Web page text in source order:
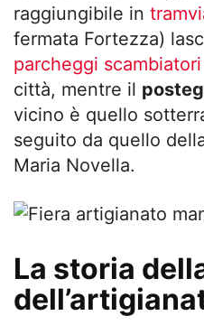
raggiungibile in
fermata Fortezza)
parcheggi scambiatori
città, mentre il
vicino è quello
seguito da quello
Maria Novella.
La storia